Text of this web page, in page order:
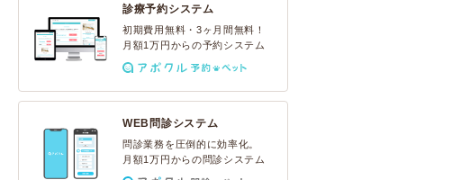
診療予約システム
初期費用無料・3ヶ月間無料！
月額1万円からの予約システム
WEB問診システム
問診業務を圧倒的に効率化。
月額1万円からの問診システム